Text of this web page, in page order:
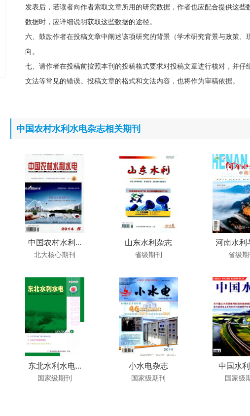
发表后，若读者向作者索取文章所用的研究数据，作者也应配合提供这
数据时，应详细说明获取这些数据的途径。
六、鼓励作者在投稿文章中阐述该项研究的背景（学术研究背景与政策、
向。
七、请作者在投稿前按照本刊的投稿格式要求对投稿文章进行核对，并仔
文法等常见的错误。投稿文章的格式和文法内容，也将作为审稿依据。
中国农村水利水电杂志相关期刊
中国农村水利...
北大核心期刊
山东水利杂志
省级期刊
河南水利
省级期
东北水利水电...
国家级期刊
小水电杂志
国家级期刊
中国水
国家级